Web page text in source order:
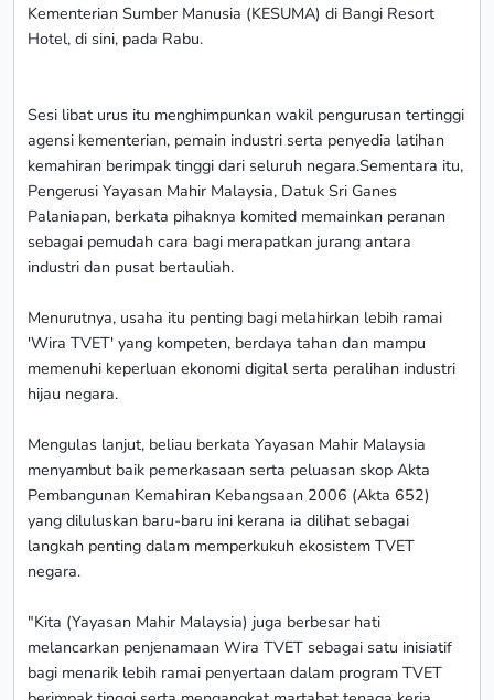
Kementerian Sumber Manusia (KESUMA) di Bangi Resort
Hotel, di sini, pada Rabu.
Sesi libat urus itu menghimpunkan wakil pengurusan tertinggi
agensi kementerian, pemain industri serta penyedia latihan
kemahiran berimpak tinggi dari seluruh negara.Sementara itu,
Pengerusi Yayasan Mahir Malaysia, Datuk Sri Ganes
Palaniapan, berkata pihaknya komited memainkan peranan
sebagai pemudah cara bagi merapatkan jurang antara
industri dan pusat bertauliah.
Menurutnya, usaha itu penting bagi melahirkan lebih ramai
'Wira TVET' yang kompeten, berdaya tahan dan mampu
memenuhi keperluan ekonomi digital serta peralihan industri
hijau negara.
Mengulas lanjut, beliau berkata Yayasan Mahir Malaysia
menyambut baik pemerkasaan serta peluasan skop Akta
Pembangunan Kemahiran Kebangsaan 2006 (Akta 652)
yang diluluskan baru-baru ini kerana ia dilihat sebagai
langkah penting dalam memperkukuh ekosistem TVET
negara.
"Kita (Yayasan Mahir Malaysia) juga berbesar hati
melancarkan penjenamaan Wira TVET sebagai satu inisiatif
bagi menarik lebih ramai penyertaan dalam program TVET